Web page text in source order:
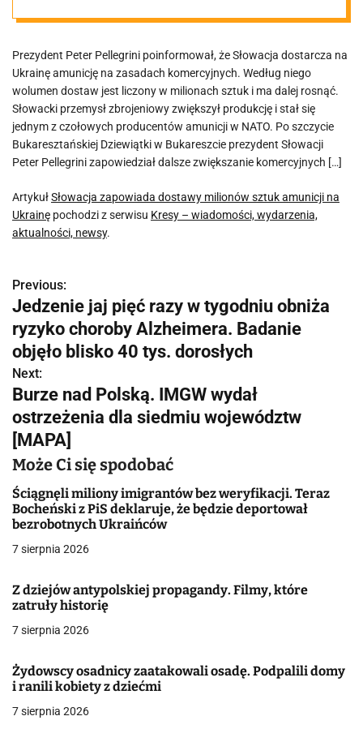
amunicji na
Ukrainę
Prezydent Peter Pellegrini poinformował, że Słowacja dostarcza na
Ukrainę amunicję na zasadach komercyjnych. Według niego
wolumen dostaw jest liczony w milionach sztuk i ma dalej rosnąć.
Słowacki przemysł zbrojeniowy zwiększył produkcję i stał się
jednym z czołowych producentów amunicji w NATO. Po szczycie
Bukaresztańskiej Dziewiątki w Bukareszcie prezydent Słowacji
Peter Pellegrini zapowiedział dalsze zwiększanie komercyjnych […]
ArtykułSłowacja zapowiada dostawy milionów sztuk amunicji na
Ukrainę pochodzi z serwisu Kresy – wiadomości, wydarzenia,
aktualności, newsy.
N
a
w
i
g
a
c
j
a
p
i
s
u
Previous:
Jedzenie jaj pięć razy w tygodniu obniża
ryzyko choroby Alzheimera. Badanie
objęło blisko 40 tys. dorosłych
Next:
Burze nad Polską. IMGW wydał
ostrzeżenia dla siedmiu województw
[MAPA]
Może Ci się spodobać
Ściągnęli miliony imigrantów bez weryfikacji. Teraz
Bocheński z PiS deklaruje, że będzie deportował
bezrobotnych Ukraińców
7 sierpnia 2026
Z dziejów antypolskiej propagandy. Filmy, które
zatruły historię
7 sierpnia 2026
Żydowscy osadnicy zaatakowali osadę. Podpalili domy
i ranili kobiety z dziećmi
7 sierpnia 2026